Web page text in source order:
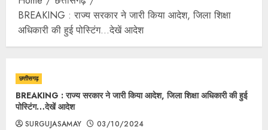
BREAKING : राज्य सरकार ने जारी किया आदेश, जिला शिक्षा
अधिकारी की हुई पोस्टिंग…देखें आदेश
छत्तीसगढ़
BREAKING : राज्य सरकार ने जारी किया आदेश, जिला शिक्षा अधिकारी की हुई
पोस्टिंग…देखें आदेश
SURGUJASAMAY 03/10/2024